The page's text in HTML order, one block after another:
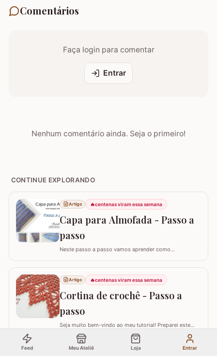
Comentários
Faça login para comentar
Entrar
Nenhum comentário ainda. Seja o primeiro!
CONTINUE EXPLORANDO
Artigo 🔥centenas viram essa semana
Capa para Almofada - Passo a
passo
Neste passo a passo vamos aprender como
intercalados. Fiz a capa para almofada de 40 x 40 e
seguindo o passo a passo você consegue adaptar para
o tamanho desejado. Utilizei o fio Barroco Maxcolor da
Círculo S/A. Um fio extremamente macio por ser 100%…
Artigo 🔥centenas viram essa semana
Cortina de crochê - Passo a
passo
Seja muito bem-vindo ao meu tutorial! Preparei este
tutorial completo e detalhado para você confeccionar
uma peça versátil e encantadora. Hoje, vamos aprender
todos os passos para criar uma linda CORTINA DE
Feed Meu Ateliê Loja Entrar